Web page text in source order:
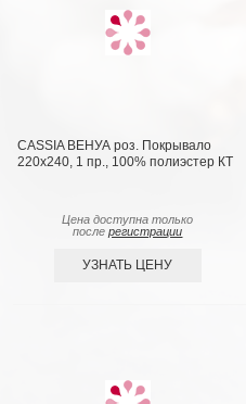
CASSIA ВЕНУА роз. Покрывало
220х240, 1 пр., 100% полиэстер КТ
Цена доступна только
послерегистрации
УЗНАТЬ ЦЕНУ